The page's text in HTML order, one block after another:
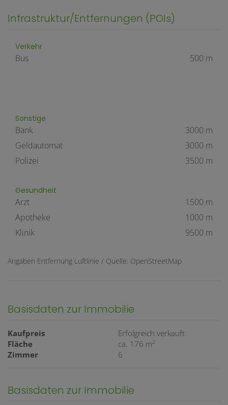
Infrastruktur/Entfernungen (POIs)
Verkehr
Bus 500 m
Sonstige
Bank
3000 m
Geldautomat
3000 m
Polizei
3500 m
Gesundheit
Arzt
1500 m
Apotheke
1000 m
Klinik
9500 m
Angaben Entfernung Luftlinie / Quelle: OpenStreetMap
Basisdaten zur Immobilie
Kaufpreis
Erfolgreich verkauft
Fläche
ca. 176 m2
Zimmer 6
Basisdaten zur Immobilie